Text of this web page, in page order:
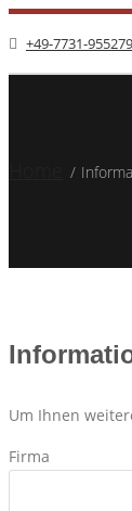
+49-7731-
/
Um Ihnen
Firma